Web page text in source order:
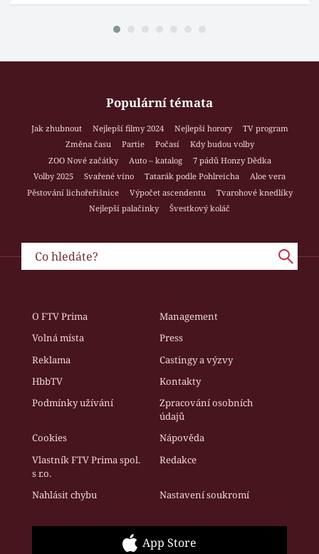
Populární témata
Jak zhubnout Nejlepší filmy 2024 Nejlepší horory
TV program
Změna času
Partie Počasí
Kdy budou volby
ZOO Nové začátky
Auto – katalog
7 pádů Honzy Dědka
Volby 2025
Svařené víno Tatarák podle Pohlreicha
Aloe vera
Pěstování lichořeřišnice
Výpočet ascendentu
Tvarohové knedlíky
Nejlepší palačinky
Švestkový koláč
O FTV Prima
Management
Volná místa
Press
Reklama
Castingy a výzvy
HbbTV
Kontakty
Podmínky užívání
Zpracování osobních
údajů
Cookies
Nápověda
Vlastník FTV Prima spol.
s r.o.
Redakce
Nahlásit chybu Nastavení soukromí
App Store